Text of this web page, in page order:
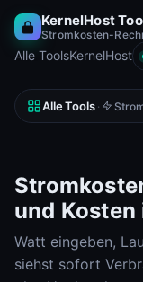
KernelHost
Stromkosten-
Alle ToolsKernelHost
Alle Tools ·
und Kosten
Watt eingeben,
siehst sofort